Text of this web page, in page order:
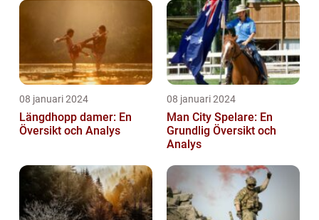
08 januari 2024
Längdhopp damer: En
Översikt och Analys
08 januari 2024
Man City Spelare: En
Grundlig Översikt och
Analys